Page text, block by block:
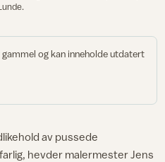
og kan inneholde utdatert
av pussede
hevder malermester Jens